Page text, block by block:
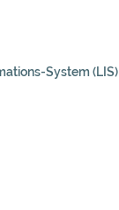
System (LIS)